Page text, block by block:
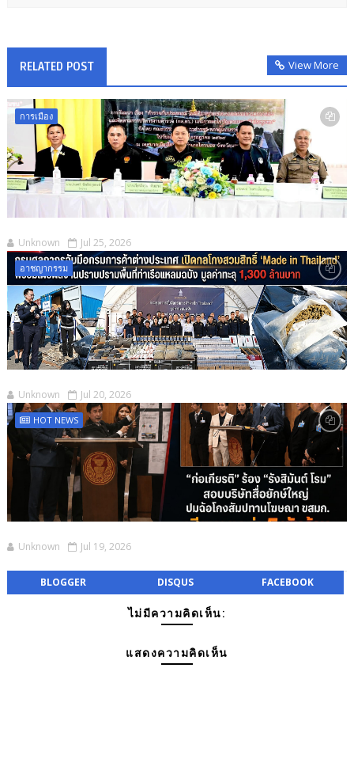
RELATED POST View More
การเมือง
Unknown Jul 25, 2026
อาชญากรรม
Unknown Jul 20, 2026
HOT NEWS
Unknown Jul 19, 2026
BLOGGER DISQUS FACEBOOK
ไม่มีความคิดเห็น:
แสดงความคิดเห็น